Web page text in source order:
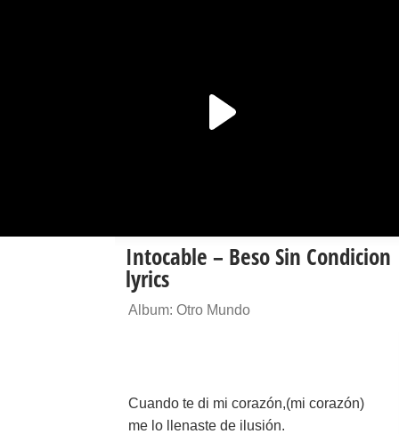
Intocable – Beso Sin Condicion
lyrics
Album: Otro Mundo
Cuando te di mi corazón,(mi corazón)
me lo llenaste de ilusión.